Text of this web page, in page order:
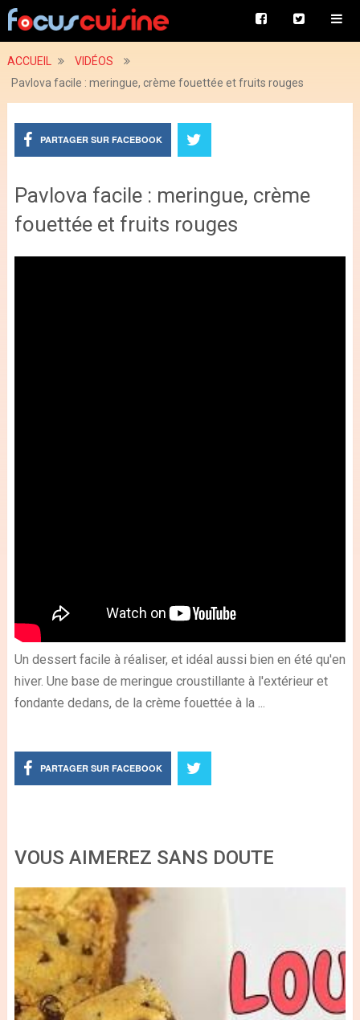
ACCUEIL
VIDÉOS
Pavlova facile : meringue, crème fouettée et fruits rouges
PARTAGER SUR FACEBOOK
Pavlova facile : meringue, crème
fouettée et fruits rouges
Un dessert facile à réaliser, et idéal aussi bien en été qu'en
hiver. Une base de meringue croustillante à l'extérieur et
fondante dedans, de la crème fouettée à la ...
PARTAGER SUR FACEBOOK
VOUS AIMEREZ SANS DOUTE